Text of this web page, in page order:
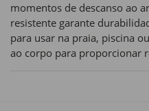
momentos de descanso ao
resistente garante
para usar na praia, piscina
ao corpo para proporcionar